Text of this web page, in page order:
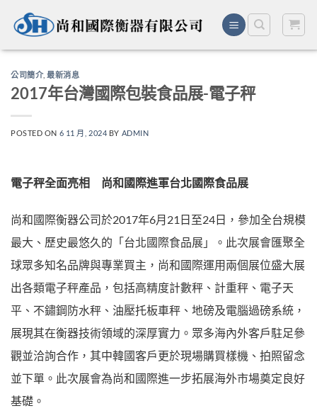
公司簡介,最新消息
2017年台灣國際包裝食品展-電子秤
POSTED ON 6 11 月, 2024 BY ADMIN
電子秤全面亮相 尚和國際進軍台北國際食品展
尚和國際衡器公司於2017年6月21日至24日，參加全台規模
最大、歷史最悠久的「台北國際食品展」。此次展會匯聚全
球眾多知名品牌與專業買主，尚和國際運用兩個展位盛大展
出各類電子秤產品，包括高精度計數秤、計重秤、電子天
平、不鏽鋼防水秤、油壓托板車秤、地磅及電腦過磅系統，
展現其在衡器技術領域的深厚實力。眾多海內外客戶駐足參
觀並洽詢合作，其中韓國客戶更於現場購買樣機、拍照留念
並下單。此次展會為尚和國際進一步拓展海外市場奠定良好
基礎。